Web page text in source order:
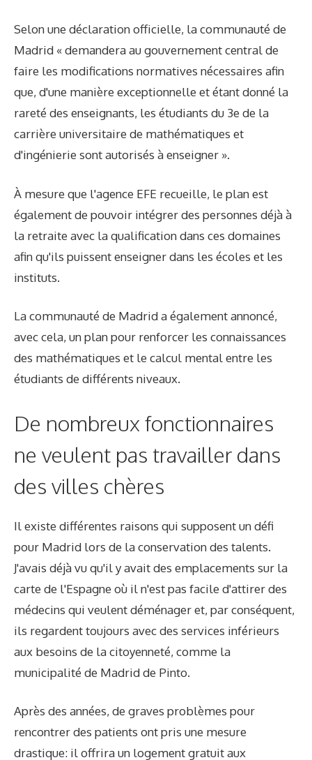
Selon une déclaration officielle, la communauté de
Madrid « demandera au gouvernement central de
faire les modifications normatives nécessaires afin
que, d'une manière exceptionnelle et étant donné la
rareté des enseignants, les étudiants du 3e de la
carrière universitaire de mathématiques et
d'ingénierie sont autorisés à enseigner ».
À mesure que l'agence EFE recueille, le plan est
également de pouvoir intégrer des personnes déjà à
la retraite avec la qualification dans ces domaines
afin qu'ils puissent enseigner dans les écoles et les
instituts.
La communauté de Madrid a également annoncé,
avec cela, un plan pour renforcer les connaissances
des mathématiques et le calcul mental entre les
étudiants de différents niveaux.
De nombreux fonctionnaires
ne veulent pas travailler dans
des villes chères
Il existe différentes raisons qui supposent un défi
pour Madrid lors de la conservation des talents.
J'avais déjà vu qu'il y avait des emplacements sur la
carte de l'Espagne où il n'est pas facile d'attirer des
médecins qui veulent déménager et, par conséquent,
ils regardent toujours avec des services inférieurs
aux besoins de la citoyenneté, comme la
municipalité de Madrid de Pinto.
Après des années, de graves problèmes pour
rencontrer des patients ont pris une mesure
drastique: il offrira un logement gratuit aux